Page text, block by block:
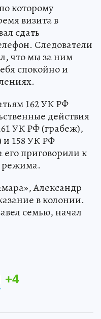
которому
визита в
сдать
Следователи
что мы за ним
спокойно и
162 УК РФ
действия
УК РФ (грабеж),
и 158 УК РФ
его приговорили к
режима.
Александр
в колонии.
семью, начал
+4